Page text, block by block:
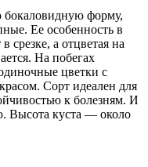
форму,
Ее особенность в
срезке, а отцветая на
На побегах
цветки с
Сорт идеален для
к болезням. И
Высота куста — около